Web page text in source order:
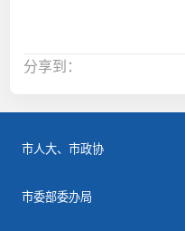
分享到：
市人大、市政协
市委部委办局